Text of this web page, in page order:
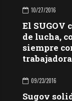
10/27/2016
El SUGOV
de lucha,
siempre
trabajadora
09/23/2016
Sugov